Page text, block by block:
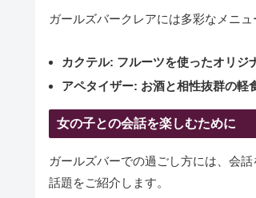
ガールズバークレアには多彩なメニ
カクテル: フルーツを使ったオリジ
アペタイザー: お酒と相性抜群の軽
女の子との会話を楽しむために
ガールズバーでの過ごし方には、会
話題をご紹介します。